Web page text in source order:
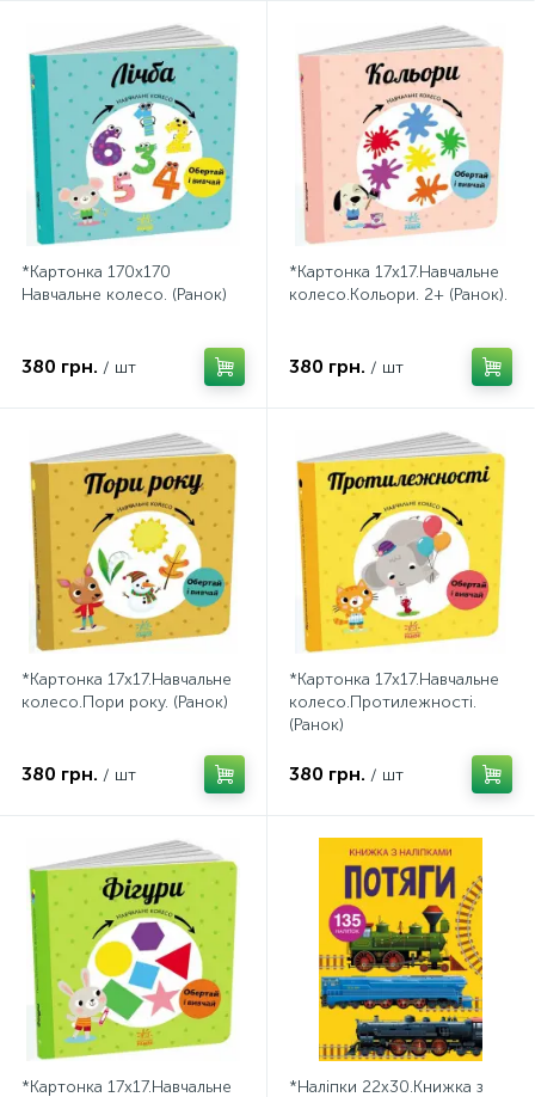
*Картонка 170х170
Навчальне колесо. (Ранок)
380 грн. / шт
*Картонка 17х17.Навчальне
колесо.Кольори. 2+ (Ранок).
380 грн. / шт
*Картонка 17х17.Навчальне
колесо.Пори року. (Ранок)
380 грн. / шт
*Картонка 17х17.Навчальне
колесо.Протилежності.
(Ранок)
380 грн. / шт
*Картонка 17х17.Навчальне *Наліпки 22х30.Книжка з